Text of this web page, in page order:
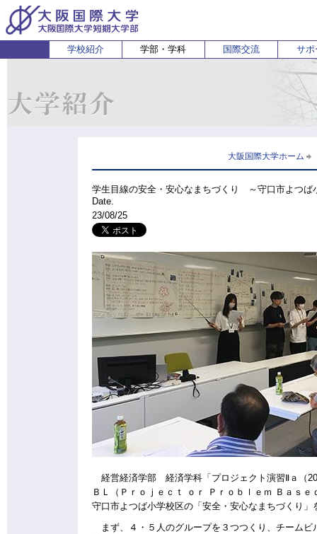
学校紹介 学部・学科
経営学科 国際
国際交流 サポ
卒業生
English
大阪国際大学ホーム
学生目線の安全・安心なまちづくり ～守口市よつば
Date.
23/08/25
経営経済学部 経済学科「プロジェクト演習Ⅱａ（
ＢＬ（Ｐｒｏｊｅｃｔ ｏｒ Ｐｒｏｂｌｅｍ Ｂａｓ
守口市よつば小学校区の「安全・安心なまちづくり」
まず、４・５人のグループを３つつくり、チームビ